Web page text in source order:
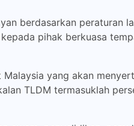
berdasarkan peraturan
pihak berkuasa
yang akan
TLDM termasuklah